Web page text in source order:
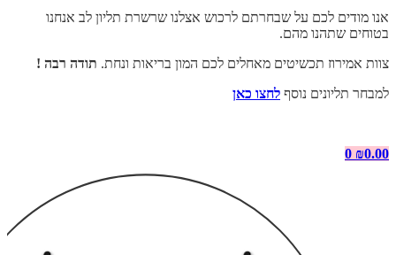
אנו מודים לכם על שבחרתם לרכוש אצלנו שרשרת תליון לב אנחנו
בטוחים שתהנו מהם.
צוות אמירוז תכשיטים מאחלים לכם המון בריאות ונחת. תודה רבה !
למבחר תליונים נוסף לחצו כאן
₪0.00
0